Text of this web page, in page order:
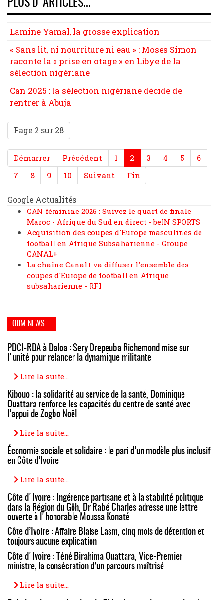
PLUS D'ARTICLES...
Lamine Yamal, la grosse explication
« Sans lit, ni nourriture ni eau » : Moses Simon
raconte la « prise en otage » en Libye de la
sélection nigériane
Can 2025 : la sélection nigériane décide de
rentrer à Abuja
Page 2 sur 28
Démarrer Précédent 1 2 3 4 5
6
7
8 9 10 Suivant Fin
Google Actualités
CAN féminine 2026 : Suivez le quart de finale
Maroc - Afrique du Sud en direct - beIN SPORTS
Acquisition des coupes d'Europe masculines de
football en Afrique Subsaharienne - Groupe
CANAL+
La chaîne Canal+ va diffuser l'ensemble des
coupes d'Europe de football en Afrique
subsaharienne - RFI
ODM NEWS ...
PDCI-RDA à Daloa : Sery Drepeuba Richemond mise sur
l'unité pour relancer la dynamique militante
Lire la suite...
Kibouo : la solidarité au service de la santé, Dominique
Ouattara renforce les capacités du centre de santé avec
l’appui de Zogbo Noël
Lire la suite...
Économie sociale et solidaire : le pari d’un modèle plus inclusif
en Côte d’Ivoire
Lire la suite...
Côte d'Ivoire : Ingérence partisane et à la stabilité politique
dans la Région du Gôh, Dr Rabé Charles adresse une lettre
ouverte à l'honorable Moussa Konaté
Côte d’Ivoire : Affaire Blaise Lasm, cinq mois de détention et
toujours aucune explication
Côte d'Ivoire : Téné Birahima Ouattara, Vice-Premier
ministre, la consécration d’un parcours maîtrisé
Lire la suite...